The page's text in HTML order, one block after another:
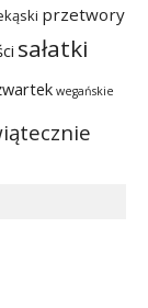
przetwory
sałatki
wegańskie